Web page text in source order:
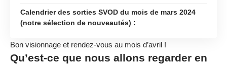
Calendrier des sorties SVOD du mois de mars 2024
(notre sélection de nouveautés) :
Bon visionnage et rendez-vous au mois d’avril !
Qu’est-ce que nous allons regarder en